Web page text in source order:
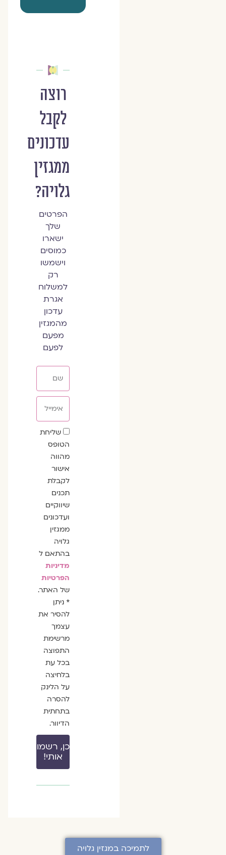
רוצה
לקבל
עדכונים
ממגזין
גלויה?
הפרטים
שלך
ישארו
כמוסים
וישמשו
רק
למשלוח
אגרת
עדכון
מהמגזין
מפעם
לפעם
שדה
הסכמה
שליחת
הטופס
מהווה
אישור
לקבלת
תכנים
שיווקיים
ועדכונים
ממגזין
גלויה
בהתאם ל
מדיניות
הפרטיות
של האתר.
* ניתן
להסיר את
עצמך
מרשימת
התפוצה
בכל עת
בלחיצה
על הלינק
להסרה
בתחתית
הדיוור.
כן, רשמו
אותי!
לתמיכה במגזין גלויה